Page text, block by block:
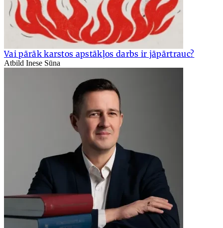
Vai pārāk karstos apstākļos darbs ir jāpārtrauc?
Atbild Inese Sūna